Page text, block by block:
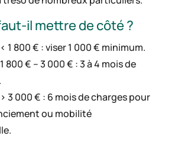
il mettre de côté ?
1 800 € : viser 1 000 € minimum.
800 € – 3 000 € : 3 à 4 mois de
3 000 € : 6 mois de charges pour
ou mobilité